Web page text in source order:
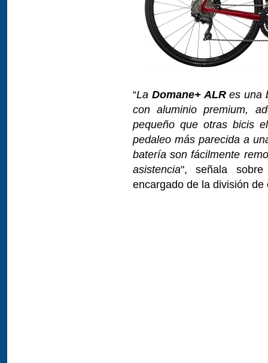
“La Domane+ ALRes una
con aluminio premium,
pequeño que otras bicis
pedaleo más parecida a
batería son fácilmente
asistencia", señala
encargado de la división de